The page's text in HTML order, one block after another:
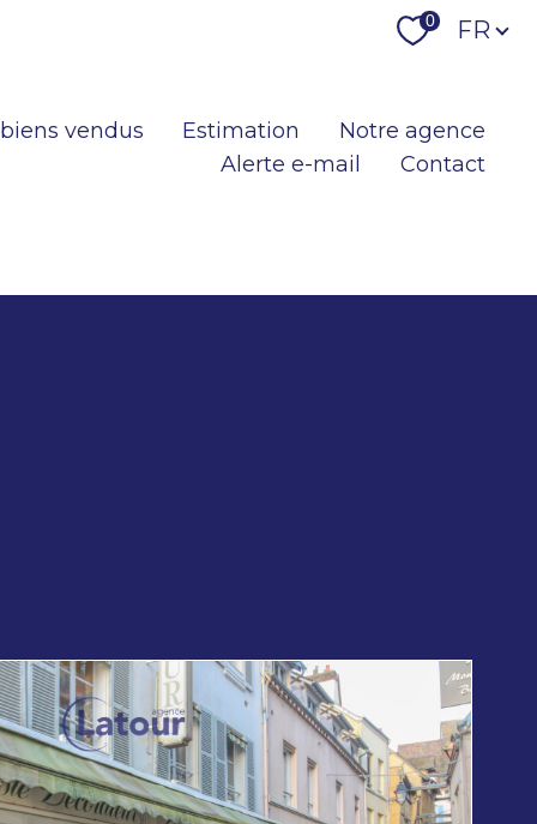
0 Langue
FR
vendus Estimation
Notre agence
Alerte e-mail
Contact